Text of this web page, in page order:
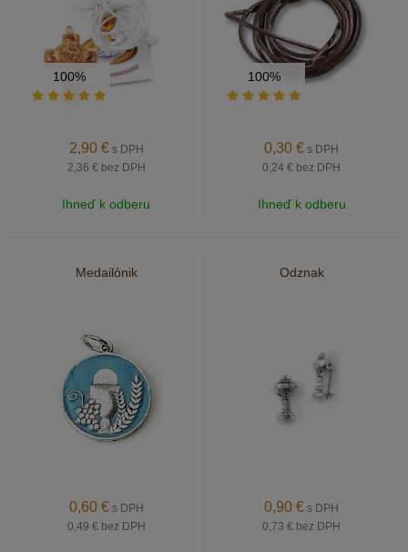
100%
2,90 € s DPH
2,36 € bez DPH
Ihneď k odberu
100%
0,30 € s DPH
0,24 € bez DPH
Ihneď k odberu
Medailónik
0,60 € s DPH
0,49 € bez DPH
Odznak
0,90 € s DPH
0,73 € bez DPH